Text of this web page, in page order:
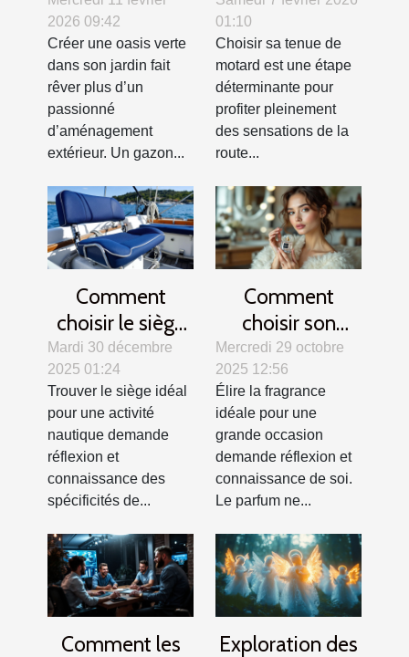
gazon parfait
2026 09:42
Créer une oasis verte
dans son jardin fait
rêver plus d’un
passionné
d’aménagement
extérieur. Un gazon...
allier confort et
sécurité ?
01:10
Choisir sa tenue de
motard est une étape
déterminante pour
profiter pleinement
des sensations de la
route...
Comment
choisir le siège
idéal pour votre
activité
nautique ?
Mardi 30 décembre
2025 01:24
Trouver le siège idéal
pour une activité
nautique demande
réflexion et
connaissance des
spécificités de...
Comment
choisir son
parfum pour les
grandes
occasions ?
Mercredi 29 octobre
2025 12:56
Élire la fragrance
idéale pour une
grande occasion
demande réflexion et
connaissance de soi.
Le parfum ne...
Comment les
Exploration des